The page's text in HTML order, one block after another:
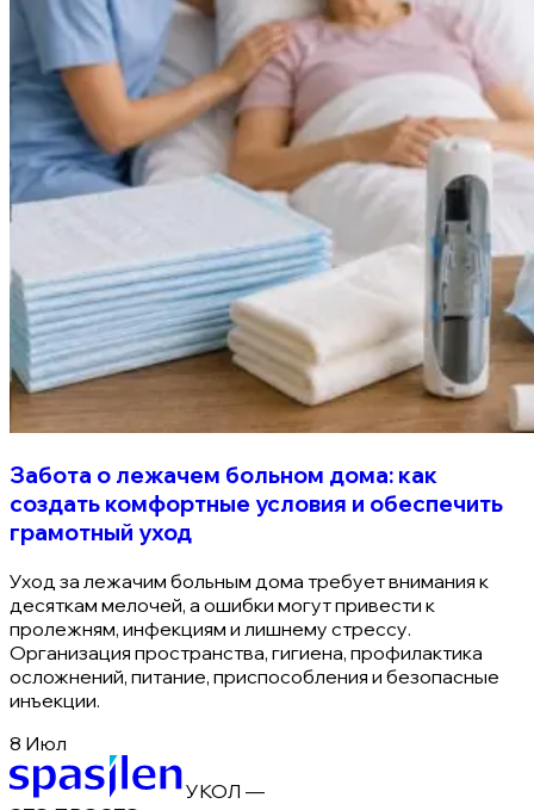
Забота о лежачем больном дома: как
создать комфортные условия и обеспечить
грамотный уход
Уход за лежачим больным дома требует внимания к
десяткам мелочей, а ошибки могут привести к
пролежням, инфекциям и лишнему стрессу.
Организация пространства, гигиена, профилактика
осложнений, питание, приспособления и безопасные
инъекции.
8 Июл
УКОЛ —